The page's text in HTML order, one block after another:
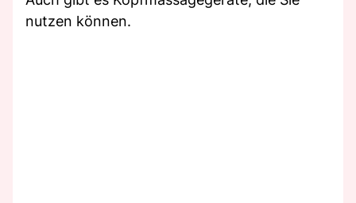
nutzen können.